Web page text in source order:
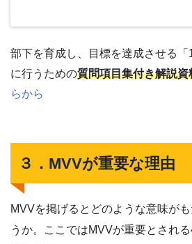
部下を育成し、目標を達成させる
に行うための質問項目集付き解説資
らから
３．MVVが重要な理由
MVVを掲げるとどのような意味が
うか。ここではMVVが重要とされ